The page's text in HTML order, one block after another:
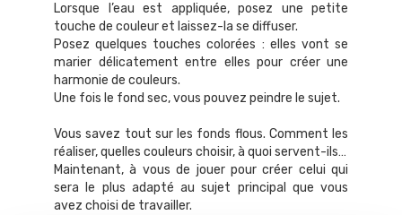
Lorsque l’eau est appliquée, posez une petite
touche de couleur et laissez-la se diffuser.
Posez quelques touches colorées : elles vont se
marier délicatement entre elles pour créer une
harmonie de couleurs.
Une fois le fond sec, vous pouvez peindre le sujet.
Vous savez tout sur les fonds flous. Comment les
réaliser, quelles couleurs choisir, à quoi servent-ils…
Maintenant, à vous de jouer pour créer celui qui
sera le plus adapté au sujet principal que vous
avez choisi de travailler.